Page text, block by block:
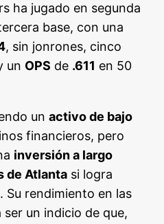
ha jugado en segunda
base, con una
, sin jonrones, cinco
un OPS de .611 en 50
unactivo de bajo
financieros, pero
inversión a largo
de Atlanta si logra
Su rendimiento en las
ser un indicio de que,